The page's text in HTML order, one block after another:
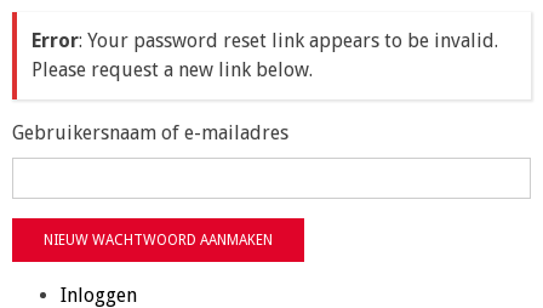
Error: Your password reset link appears to be invalid.
Please request a new link below.
Gebruikersnaam of e-mailadres
NIEUW WACHTWOORD AANMAKEN
Inloggen